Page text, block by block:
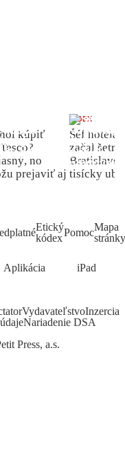
kúpiť
no
prejaviť aj
INDEX
Šéf
začal
Bratislave
tisícky
Etický
kódexPomocMapa
stránky
Aplikácia iPad
VydavateľstvoInzercia
Nariadenie DSA
Press, a.s.